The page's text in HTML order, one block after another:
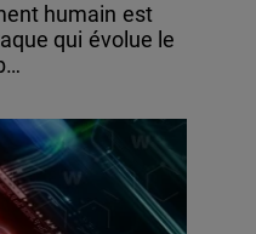
humain est
qui évolue le